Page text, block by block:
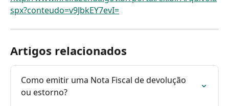
spx?conteudo=v9JbkEY7evI=
Artigos relacionados
Como emitir uma Nota Fiscal de devolução
ou estorno?